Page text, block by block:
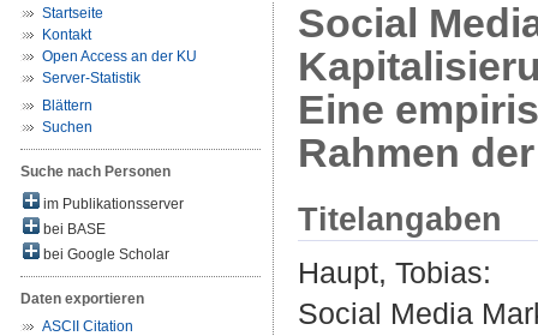
Startseite
Kontakt
Open Access an der KU
Server-Statistik
Blättern
Suchen
Suche nach Personen
im Publikationsserver
bei BASE
bei Google Scholar
Daten exportieren
ASCII Citation
Social
Eine
Rahmen
Titelangaben
Haupt, Tobias:
Social Media